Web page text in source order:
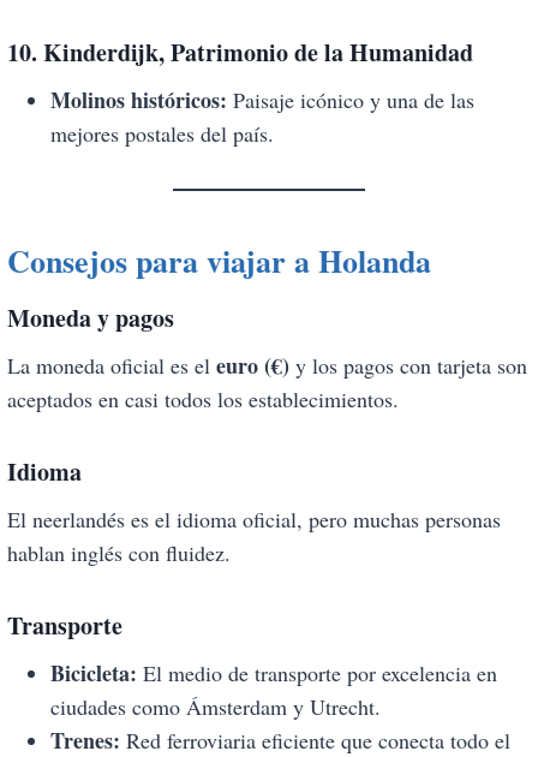
10. Kinderdijk, Patrimonio de la Humanidad
Molinos históricos: Paisaje icónico y una de las
mejores postales del país.
Consejos para viajar a Holanda
Moneda y pagos
La moneda oficial es eleuro (€) y los pagos con tarjeta son
aceptados en casi todos los establecimientos.
Idioma
El neerlandés es el idioma oficial, pero muchas personas
hablan inglés con fluidez.
Transporte
Bicicleta: El medio de transporte por excelencia en
ciudades como Ámsterdam y Utrecht.
Trenes: Red ferroviaria eficiente que conecta todo el